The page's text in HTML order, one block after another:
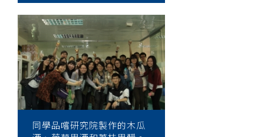
同學品嚐研究院製作的木瓜